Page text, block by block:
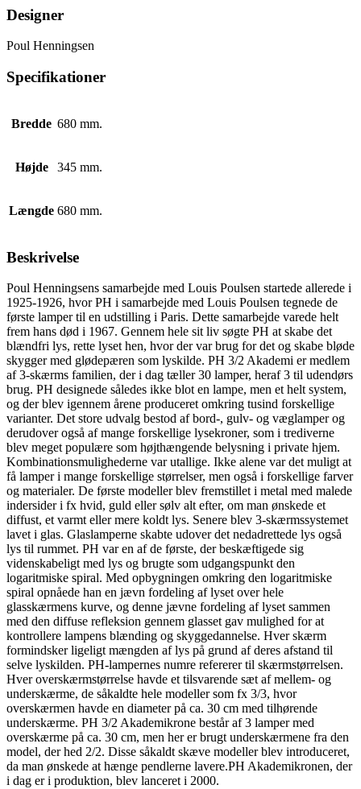
Designer
Poul Henningsen
Specifikationer
Bredde 680 mm.
Højde 345 mm.
Længde 680 mm.
Beskrivelse
Poul Henningsens samarbejde med Louis Poulsen startede allerede i
1925-1926, hvor PH i samarbejde med Louis Poulsen tegnede de
første lamper til en udstilling i Paris. Dette samarbejde varede helt
frem hans død i 1967. Gennem hele sit liv søgte PH at skabe det
blændfri lys, rette lyset hen, hvor der var brug for det og skabe bløde
skygger med glødepæren som lyskilde. PH 3/2 Akademi er medlem
af 3-skærms familien, der i dag tæller 30 lamper, heraf 3 til udendørs
brug. PH designede således ikke blot en lampe, men et helt system,
og der blev igennem årene produceret omkring tusind forskellige
varianter. Det store udvalg bestod af bord-, gulv- og væglamper og
derudover også af mange forskellige lysekroner, som i trediverne
blev meget populære som højthængende belysning i private hjem.
Kombinationsmulighederne var utallige. Ikke alene var det muligt at
få lamper i mange forskellige størrelser, men også i forskellige farver
og materialer. De første modeller blev fremstillet i metal med malede
indersider i fx hvid, guld eller sølv alt efter, om man ønskede et
diffust, et varmt eller mere koldt lys. Senere blev 3-skærmssystemet
lavet i glas. Glaslamperne skabte udover det nedadrettede lys også
lys til rummet. PH var en af de første, der beskæftigede sig
videnskabeligt med lys og brugte som udgangspunkt den
logaritmiske spiral. Med opbygningen omkring den logaritmiske
spiral opnåede han en jævn fordeling af lyset over hele
glasskærmens kurve, og denne jævne fordeling af lyset sammen
med den diffuse refleksion gennem glasset gav mulighed for at
kontrollere lampens blænding og skyggedannelse. Hver skærm
formindsker ligeligt mængden af lys på grund af deres afstand til
selve lyskilden. PH-lampernes numre refererer til skærmstørrelsen.
Hver overskærmstørrelse havde et tilsvarende sæt af mellem- og
underskærme, de såkaldte hele modeller som fx 3/3, hvor
overskærmen havde en diameter på ca. 30 cm med tilhørende
underskærme. PH 3/2 Akademikrone består af 3 lamper med
overskærme på ca. 30 cm, men her er brugt underskærmene fra den
model, der hed 2/2. Disse såkaldt skæve modeller blev introduceret,
da man ønskede at hænge pendlerne lavere.PH Akademikronen, der
i dag er i produktion, blev lanceret i 2000.